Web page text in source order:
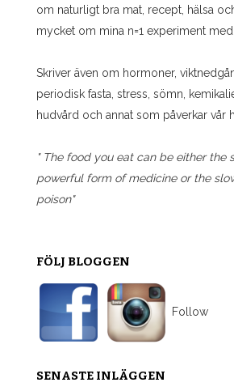
om naturligt bra mat, recept, hälsa
mycket om mina n=1 experiment med
Skriver även om hormoner,
periodisk fasta, stress, sömn,
hudvård och annat som påverkar vår
" The food you eat can be either the
powerful form of medicine or the
poison"
FÖLJ BLOGGEN
Follow
SENASTE INLÄGGEN